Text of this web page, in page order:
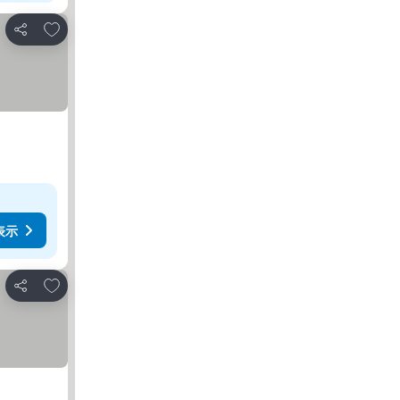
シェア
お気に入りに追加
示
シェア
お気に入りに追加